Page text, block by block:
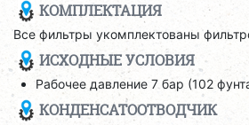
КОМПЛЕКТАЦИЯ
Все фильтры укомплектованы
ИСХОДНЫЕ УСЛОВИЯ
Рабочее давление 7 бар (102
КОНДЕНСАТООТВОДЧИК